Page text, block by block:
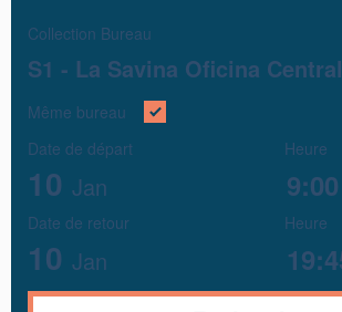
Collection Bureau
S1 - La Savina Oficina Central
Même bureau
Date de départ
10 Jan
Heure
Date de retour
10 Jan
Heure